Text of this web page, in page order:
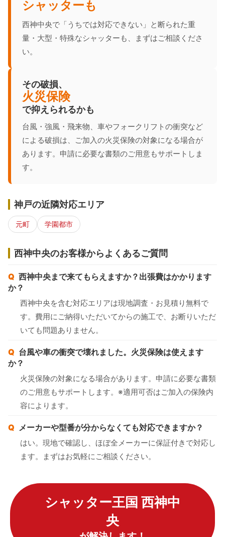
シャッターも
西神中央で「うちでは対応できない」と断られた重
量・大型・特殊なシャッターも、まずはご相談くださ
い。
その破損、
火災保険
で抑えられるかも
台風・強風・飛来物、車やフォークリフトの衝突など
による破損は、ご加入の火災保険の対象になる場合が
あります。申請に必要な書類のご用意もサポートしま
す。
神戸の近隣対応エリア
元町 学園都市
西神中央のお客様からよくあるご質問
西神中央まで来てもらえますか？出張費はかかります
か？
西神中央を含む対応エリアは現地調査・お見積り無料で
す。費用にご納得いただいてからの施工で、お断りいただ
いても問題ありません。
台風や車の衝突で壊れました。火災保険は使えます
か？
火災保険の対象になる場合があります。申請に必要な書類
のご用意もサポートします。※適用可否はご加入の保険内
容によります。
メーカーや型番が分からなくても対応できますか？
はい。現地で確認し、ほぼ全メーカーに保証付きで対応し
ます。まずはお気軽にご相談ください。
シャッター王国 西神中
央